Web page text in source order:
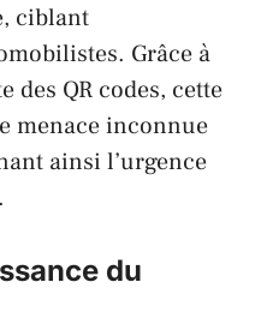
ciblant
Grâce à
QR codes, cette
menace inconnue
ainsi l’urgence
du